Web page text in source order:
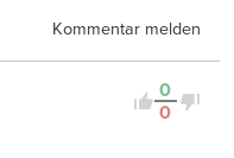
Kommentar melden
0
0